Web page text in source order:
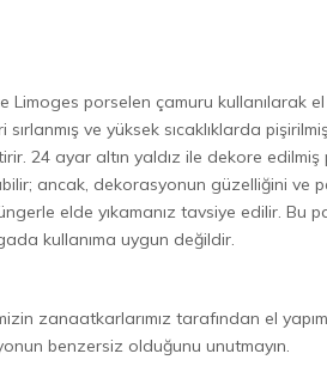
Limoges porselen çamuru kullanılarak
sırlanmış ve yüksek sıcaklıklarda
24 ayar altın yaldız ile dekore edilmiş
ancak, dekorasyonun güzelliğini ve
elde yıkamanız tavsiye edilir. Bu
kullanıma uygun değildir.
zanaatkarlarımız tarafından el
benzersiz olduğunu unutmayın.